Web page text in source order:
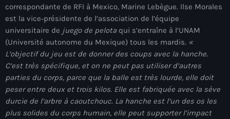
A lire
AAN
Abrite-toi
Acte de l'Indépendance d'Haiti
Action humanitaire
activism
correspondante de RFI à Mexico, Marine Lebègue. Ilse Morales
est la vice‑présidente de l’association de l’équipe
universitaire de juego de pelotaqui s’entraîne à l’UNAM
(Université autonome du Mexique) tous les mardis. «
L’objectif du jeu est de donner des coups avec la hanche.
C’est très spécifique, et on ne peut pas utiliser d’autres
parties du corps, parce que la balle est très lourde, elle doit
peser entre deux et trois kilos. Elle est fabriquée avec la sève
durcie de l’arbre à caoutchouc. La hanche est l’un des os les
plus solides du corps humain, elle peut supporter l’impact